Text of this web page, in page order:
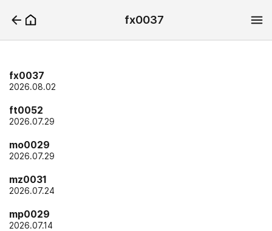
fx0037
fx0037
2026.08.02
ft0052
2026.07.29
mo0029
2026.07.29
mz0031
2026.07.24
mp0029
2026.07.14